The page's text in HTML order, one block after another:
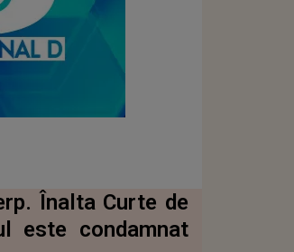
Înalta Curte de
este condamnat